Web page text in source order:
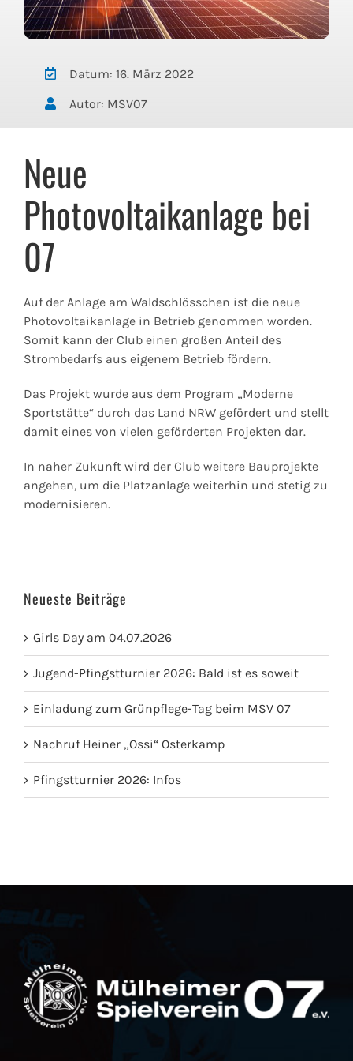
Datum: 16. März 2022
Autor: MSV07
Neue
Photovoltaikanlage bei
07
Auf der Anlage am Waldschlösschen ist die neue
Photovoltaikanlage in Betrieb genommen worden.
Somit kann der Club einen großen Anteil des
Strombedarfs aus eigenem Betrieb fördern.
Das Projekt wurde aus dem Program „Moderne
Sportstätte“ durch das Land NRW gefördert und stellt
damit eines von vielen geförderten Projekten dar.
In naher Zukunft wird der Club weitere Bauprojekte
angehen, um die Platzanlage weiterhin und stetig zu
modernisieren.
Neueste Beiträge
Girls Day am 04.07.2026
Jugend-Pfingstturnier 2026: Bald ist es soweit
Einladung zum Grünpflege-Tag beim MSV 07
Nachruf Heiner „Ossi“ Osterkamp
Pfingstturnier 2026: Infos